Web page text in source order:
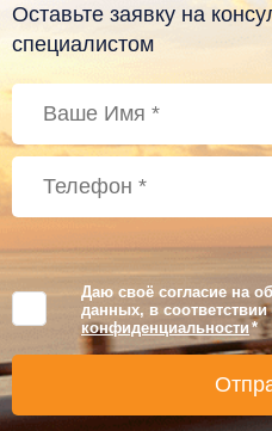
Оставьте заявку на
специалистом
Даю своё согласие на
данных, в
конфиденциальности *